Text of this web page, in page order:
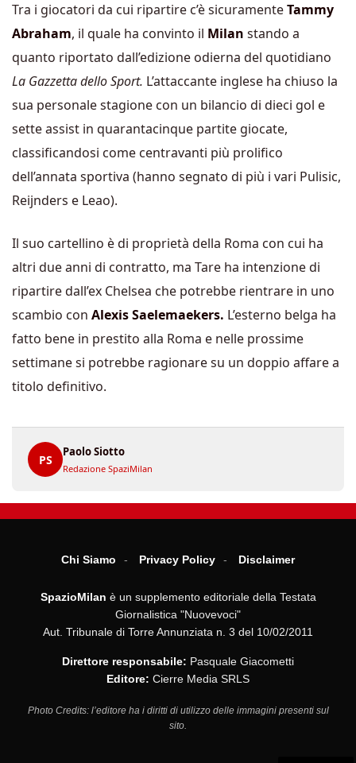
Tra i giocatori da cui ripartire c’è sicuramenteTammy
Abraham, il quale ha convinto il Milan stando a
quanto riportato dall’edizione odierna del quotidiano
La Gazzetta dello Sport. L’attaccante inglese ha chiuso la
sua personale stagione con un bilancio di dieci gol e
sette assist in quarantacinque partite giocate,
classificandosi come centravanti più prolifico
dell’annata sportiva (hanno segnato di più i vari Pulisic,
Reijnders e Leao).
Il suo cartellino è di proprietà della Roma con cui ha
altri due anni di contratto, ma Tare ha intenzione di
ripartire dall’ex Chelsea che potrebbe rientrare in uno
scambio con Alexis Saelemaekers. L’esterno belga ha
fatto bene in prestito alla Roma e nelle prossime
settimane si potrebbe ragionare su un doppio affare a
titolo definitivo.
PS
Paolo Siotto
Redazione SpaziMilan
Chi Siamo Privacy Policy Disclaimer
SpazioMilan è un supplemento editoriale della Testata
Giornalistica "Nuovevoci"
Aut. Tribunale di Torre Annunziata n. 3 del 10/02/2011
Direttore responsabile: Pasquale Giacometti
Editore: Cierre Media SRLS
Photo Credits: l’editore ha i diritti di utilizzo delle immagini presenti sul
sito.